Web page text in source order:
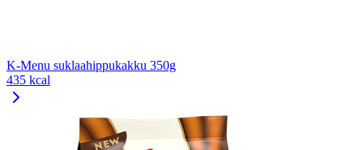
K-Menu suklaahippukakku 350g
435 kcal